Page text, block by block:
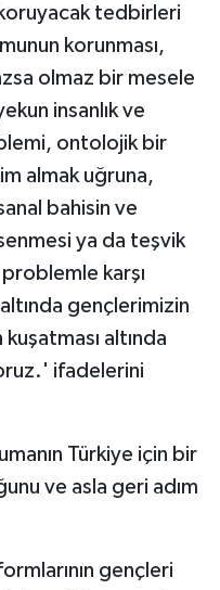
koruyacak tedbirleri
korunması,
olmaz bir mesele
insanlık ve
ontolojik bir
almak uğruna,
bahisin ve
ya da teşvik
karşı
gençlerimizin
altında
ifadelerini
Türkiye için bir
ve asla geri adım
gençleri